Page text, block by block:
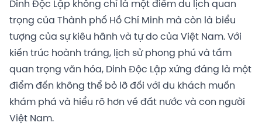
Dinh Độc Lập không chỉ là một điểm du lịch quan
trọng của Thành phố Hồ Chí Minh mà còn là biểu
tượng của sự kiêu hãnh và tự do của Việt Nam. Với
kiến trúc hoành tráng, lịch sử phong phú và tầm
quan trọng văn hóa, Dinh Độc Lập xứng đáng là một
điểm đến không thể bỏ lỡ đối với du khách muốn
khám phá và hiểu rõ hơn về đất nước và con người
Việt Nam.